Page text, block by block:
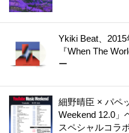
Ykiki Beat、
『When The
ー
細野晴臣 × パペ
Weekend 12.0」
スペシャルコラ